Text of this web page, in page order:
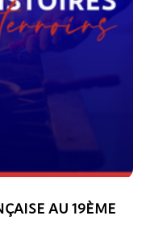
AU 19ÈME